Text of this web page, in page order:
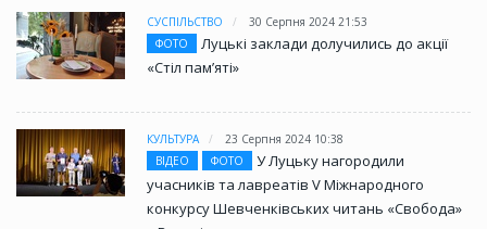
СУСПІЛЬСТВО
30 Серпня 2024 21:53
ФОТО
Луцькі заклади долучились до акції
«Стіл памʼяті»
КУЛЬТУРА
23 Серпня 2024 10:38
ВІДЕО
ФОТО
У Луцьку нагородили
учасників та лавреатів V Міжнародного
конкурсу Шевченківських читань «Свобода»